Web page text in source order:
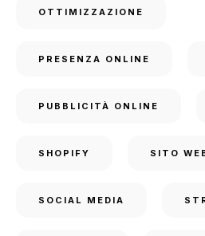
OTTIMIZZAZIONE
PRESENZA ONLINE
PUBBLICITÀ ONLINE
SHOPIFY SITO
SOCIAL MEDIA